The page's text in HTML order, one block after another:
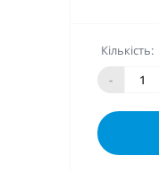
Кількість:
-